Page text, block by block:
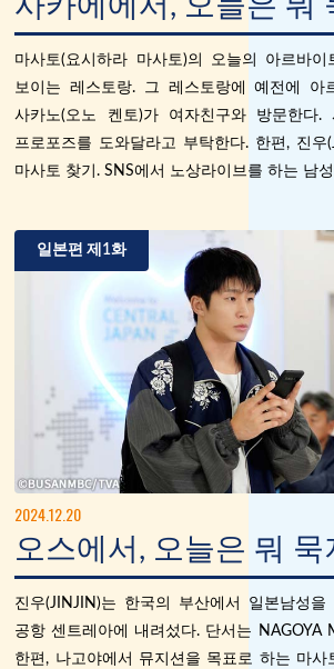
마사토(요시하라 마사토)의 오늘의 아르바이
보이는 레스토랑. 그 레스토랑에 예전에 아
사카노(오노 켄토)가 여자친구와 방문한다.
프로포즈를 도와달라고 부탁한다. 한편, 진우
마사토 찾기. SNS에서 노상라이브를 하는 남
일본편 제1화
2024.12.20
오스에서, 오늘은 뭐 묵
진우(JINJIN)는 한국의 부산에서 일본남성
공항 센트레아에 내려섰다. 단서는 NAGOYA
한편, 나고야에서 뮤지션을 목표로 하는 마사